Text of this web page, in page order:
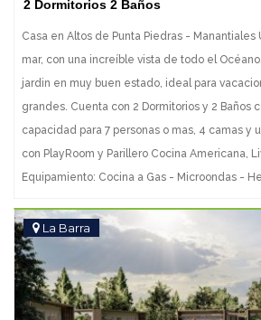
2 Dormitorios 2 Baños
Casa en Altos de Punta Piedras - Manantiales
mar, con una increíble vista de todo el
jardin en muy buen estado, ideal para
grandes. Cuenta con 2 Dormitorios y 2 Baños
capacidad para 7 personas o mas, 4 camas y
con PlayRoom y Parillero Cocina Americana,
Equipamiento: Cocina a Gas - Microondas -
con nuestros asesores.
La Barra